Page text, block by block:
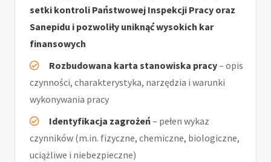
setki kontroli Państwowej Inspekcji Pracy oraz
Sanepidu i pozwoliły uniknąć wysokich kar
finansowych
Rozbudowana karta stanowiska pracy– opis
czynności, charakterystyka, narzędzia i warunki
wykonywania pracy
Identyfikacja zagrożeń– pełen wykaz
czynników (m.in. fizyczne, chemiczne, biologiczne,
uciążliwe i niebezpieczne)